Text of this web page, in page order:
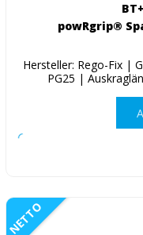
powRgrip®
Hersteller: Rego-Fix |
PG25 |
NETTO